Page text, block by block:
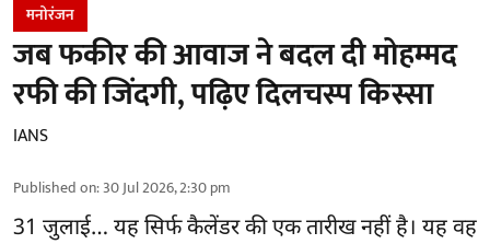
मनोरंजन
जब फकीर की आवाज ने बदल दी मोहम्मद
रफी की जिंदगी, पढ़िए दिलचस्प किस्सा
IANS
Published on:30 Jul 2026, 2:30 pm
31 जुलाई… यह सिर्फ कैलेंडर की एक तारीख नहीं है। यह वह